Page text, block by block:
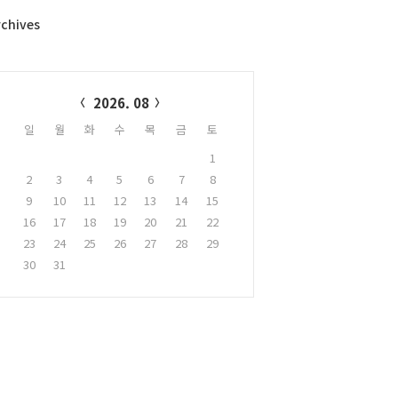
2026. 08
일 월 화 수 목 금
토
1
2
3 4 5 6 7
8
9
10 11 12 13 14
15
16
17 18 19 20 21
22
23
24 25 26 27 28
29
30
31